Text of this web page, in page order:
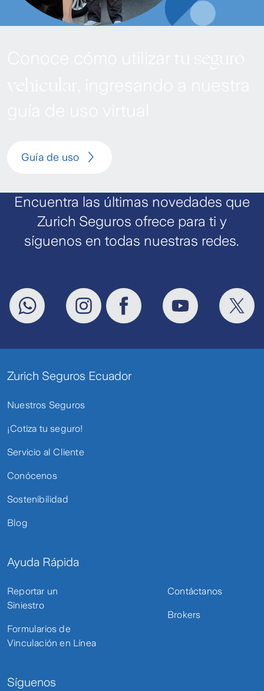
Guía de uso
Encuentra las últimas novedades que
Zurich Seguros ofrece para ti y
síguenos en todas nuestras redes.
Zurich Seguros Ecuador
Nuestros Seguros
¡Cotiza tu seguro!
Servicio al Cliente
Conócenos
Sostenibilidad
Blog
Ayuda Rápida
Reportar un
Siniestro
Formularios de
Vinculación en Línea
Contáctanos
Brokers
Síguenos